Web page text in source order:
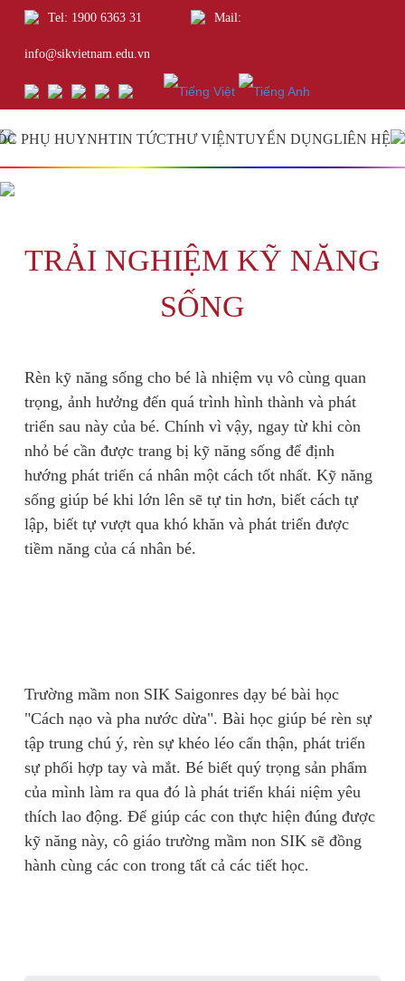
Tel: 1900 6363 31 Mail:
info@sikvietnam.edu.vn
PHỤ HUYNHTIN TỨCTHƯ VIỆNTUYỂN DỤNGLIÊN HỆ
TRẢI NGHIỆM KỸ NĂNG
SỐNG
Rèn kỹ năng sống cho bé là nhiệm vụ vô cùng quan
trọng, ảnh hưởng đến quá trình hình thành và phát
triển sau này của bé. Chính vì vậy, ngay từ khi còn
nhỏ bé cần được trang bị kỹ năng sống để định
hướng phát triển cá nhân một cách tốt nhất. Kỹ năng
sống giúp bé khi lớn lên sẽ tự tin hơn, biết cách tự
lập, biết tự vượt qua khó khăn và phát triển được
tiềm năng của cá nhân bé.
Trường mầm non SIK Saigonres dạy bé bài học
"Cách nạo và pha nước dừa". Bài học giúp bé rèn sự
tập trung chú ý, rèn sự khéo léo cẩn thận, phát triển
sự phối hợp tay và mắt. Bé biết quý trọng sản phẩm
của mình làm ra qua đó là phát triển khái niệm yêu
thích lao động. Để giúp các con thực hiện đúng được
kỹ năng này, cô giáo trường mầm non SIK sẽ đồng
hành cùng các con trong tất cả các tiết học.